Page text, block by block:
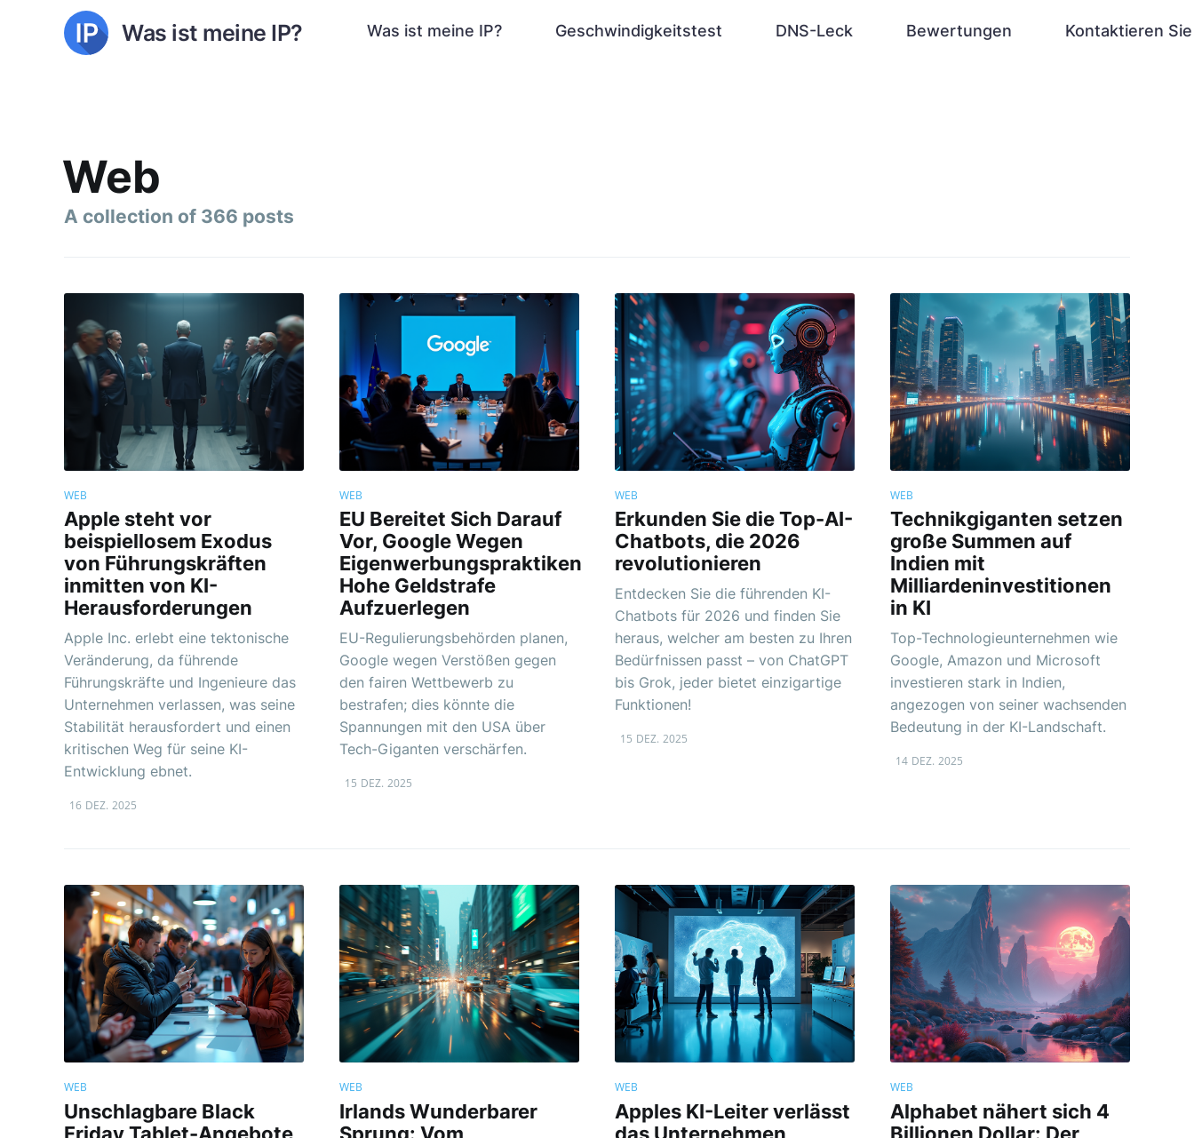
Was ist meine IP? Was ist meine IP? Geschwindigkeitstest DNS-Leck Bewertungen Kontaktieren
Web
A collection of 366 posts
WEB
Apple steht vor
beispiellosem Exodus
von Führungskräften
inmitten von KI-
Herausforderungen
Apple Inc. erlebt eine tektonische
Veränderung, da führende
Führungskräfte und Ingenieure das
Unternehmen verlassen, was seine
Stabilität herausfordert und einen
kritischen Weg für seine KI-
Entwicklung ebnet.
16 DEZ. 2025
WEB
EU Bereitet Sich Darauf
Vor, Google Wegen
Eigenwerbungspraktiken
Hohe Geldstrafe
Aufzuerlegen
EU-Regulierungsbehörden planen,
Google wegen Verstößen gegen
den fairen Wettbewerb zu
bestrafen; dies könnte die
Spannungen mit den USA über
Tech-Giganten verschärfen.
15 DEZ. 2025
WEB
Erkunden Sie die Top-AI-
Chatbots, die 2026
revolutionieren
Entdecken Sie die führenden KI-
Chatbots für 2026 und finden Sie
heraus, welcher am besten zu Ihren
Bedürfnissen passt – von ChatGPT
bis Grok, jeder bietet einzigartige
Funktionen!
15 DEZ. 2025
WEB
Technikgiganten setzen
große Summen auf
Indien mit
Milliardeninvestitionen
in KI
Top-Technologieunternehmen wie
Google, Amazon und Microsoft
investieren stark in Indien,
angezogen von seiner wachsenden
Bedeutung in der KI-Landschaft.
14 DEZ. 2025
WEB
Unschlagbare Black
Friday Tablet-Angebote,
WEB
Irlands Wunderbarer
Sprung: Vom
WEB
Apples KI-Leiter verlässt
das Unternehmen,
WEB
Alphabet nähert sich 4
Billionen Dollar: Der